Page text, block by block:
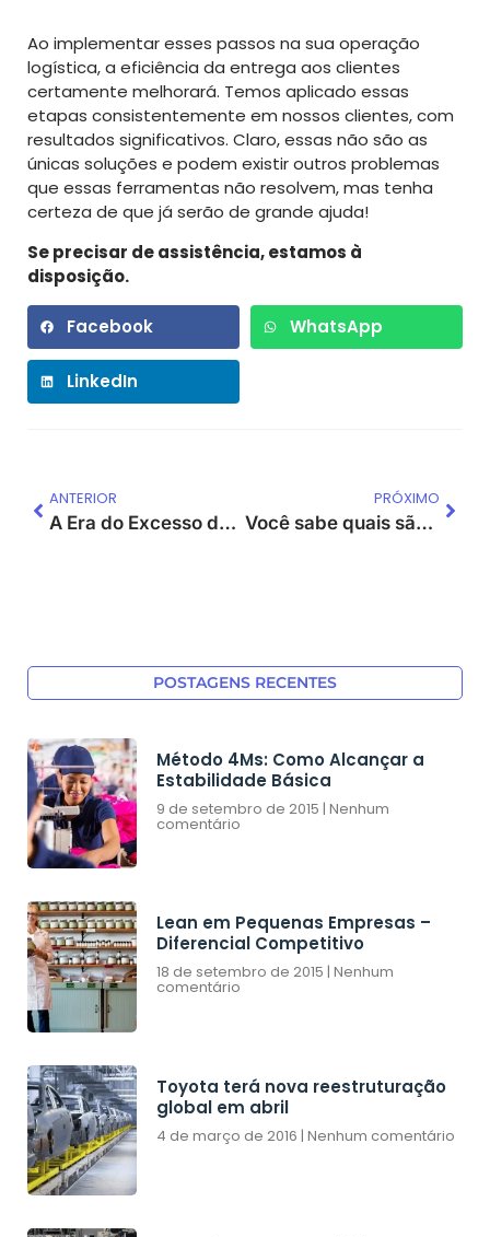
Ao implementar esses passos na sua operação
logística, a eficiência da entrega aos clientes
certamente melhorará. Temos aplicado essas
etapas consistentemente em nossos clientes, com
resultados significativos. Claro, essas não são as
únicas soluções e podem existir outros problemas
que essas ferramentas não resolvem, mas tenha
certeza de que já serão de grande ajuda!
Se precisar de assistência, estamos à
disposição.
Facebook WhatsApp
LinkedIn
ANTERIOR
A Era do Excesso de Informações: Como Transformar Dados em Resultados Com a Inteligência Humana
PRÓXIMO
Você sabe quais são os desperdícios do fluxo de informação?
POSTAGENS RECENTES
Método 4Ms: Como Alcançar a
Estabilidade Básica
9 de setembro de 2015 Nenhum
comentário
Lean em Pequenas Empresas –
Diferencial Competitivo
18 de setembro de 2015 Nenhum
comentário
Toyota terá nova reestruturação
global em abril
4 de março de 2016 Nenhum comentário